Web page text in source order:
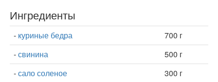
Ингредиенты
- куриные бедра
700 г
-свинина
500 г
-сало соленое
300 г